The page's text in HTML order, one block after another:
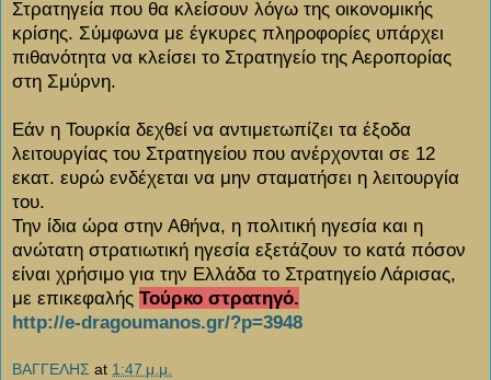
Στρατηγεία που θα κλείσουν λόγω της οικονομικής
κρίσης. Σύμφωνα με έγκυρες πληροφορίες υπάρχει
πιθανότητα να κλείσει το Στρατηγείο της Αεροπορίας
στη Σμύρνη.
Εάν η Τουρκία δεχθεί να αντιμετωπίζει τα έξοδα
λειτουργίας του Στρατηγείου που ανέρχονται σε 12
εκατ. ευρώ ενδέχεται να μην σταματήσει η λειτουργία
του.
Την ίδια ώρα στην Αθήνα, η πολιτική ηγεσία και η
ανώτατη στρατιωτική ηγεσία εξετάζουν το κατά πόσον
είναι χρήσιμο για την Ελλάδα το Στρατηγείο Λάρισας,
με επικεφαλής Τούρκο στρατηγό.
http://e-dragoumanos.gr/?p=3948
ΒΑΓΓΕΛΗΣ at 1:47 μ.μ.